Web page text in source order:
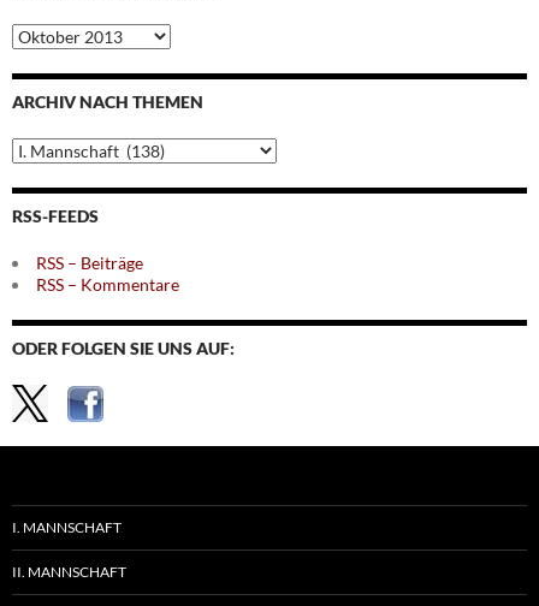
Archiv
nach
Monaten
ARCHIV NACH THEMEN
Archiv
nach
Themen
RSS-FEEDS
RSS – Beiträge
RSS – Kommentare
ODER FOLGEN SIE UNS AUF:
I. MANNSCHAFT
II. MANNSCHAFT